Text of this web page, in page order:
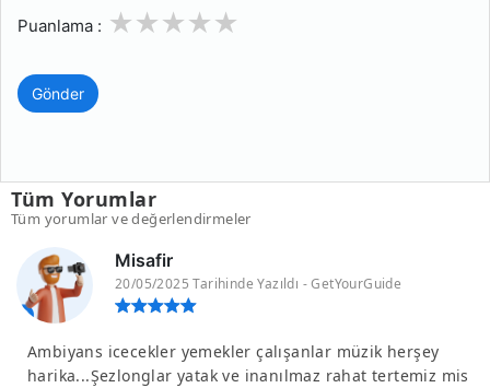
Puanlama : 3
2
1
Gönder
Tüm Yorumlar
Tüm yorumlar ve değerlendirmeler
Misafir
20/05/2025 Tarihinde Yazıldı - GetYourGuide
Ambiyans icecekler yemekler çalışanlar müzik herşey
harika...Şezlonglar yatak ve inanılmaz rahat tertemiz mis